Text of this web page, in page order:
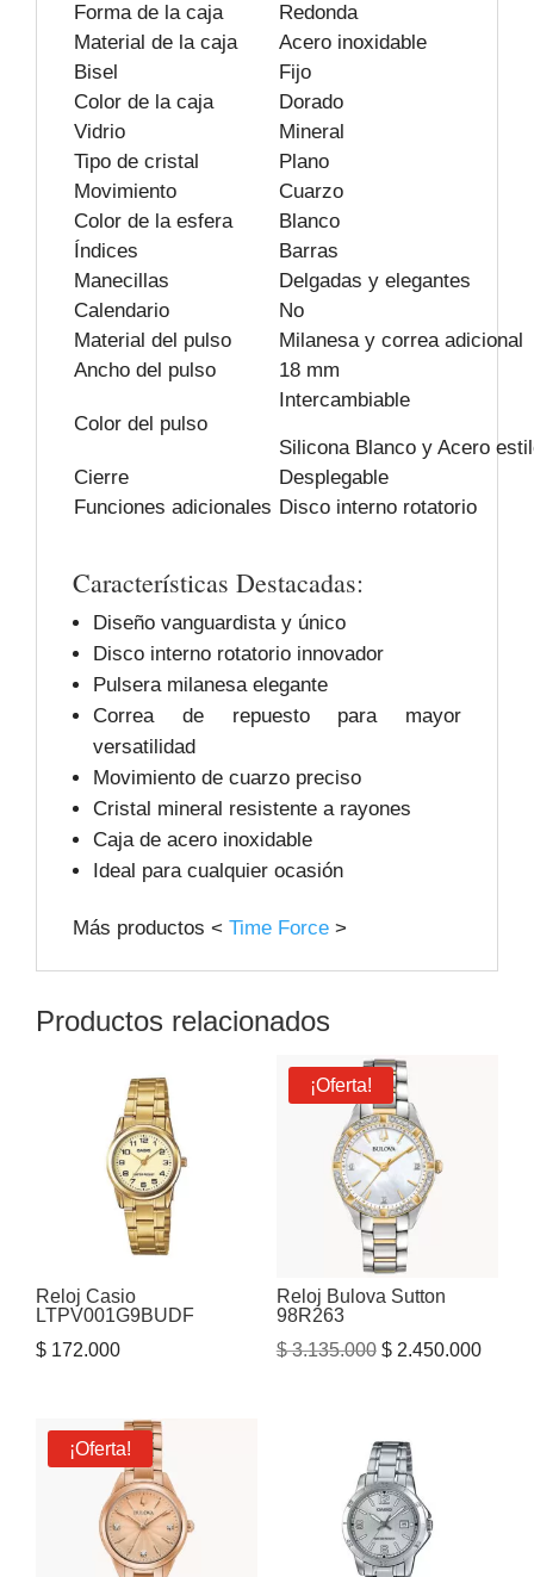
Forma de la caja
Redonda
Material de la caja
Acero inoxidable
Bisel
Fijo
Color de la caja
Dorado
Vidrio
Mineral
Tipo de cristal
Plano
Movimiento
Cuarzo
Color de la esfera
Blanco
Índices
Barras
Manecillas
Delgadas y elegantes
Calendario
No
Material del pulso
Milanesa y correa adicional
Ancho del pulso
18 mm
Color del pulso
Intercambiable
Silicona Blanco y Acero
Cierre
Desplegable
Funciones adicionales Disco interno rotatorio
Características Destacadas:
Diseño vanguardista y único
Disco interno rotatorio innovador
Pulsera milanesa elegante
Correa de repuesto para mayor
versatilidad
Movimiento de cuarzo preciso
Cristal mineral resistente a rayones
Caja de acero inoxidable
Ideal para cualquier ocasión
Más productos < Time Force >
Productos relacionados
Reloj Casio
LTPV001G9BUDF
$ 172.000
¡Oferta!
Reloj Bulova Sutton
98R263
$3.135.000 El
era:
$ 3.135.000.
$2.450.000El
¡Oferta!